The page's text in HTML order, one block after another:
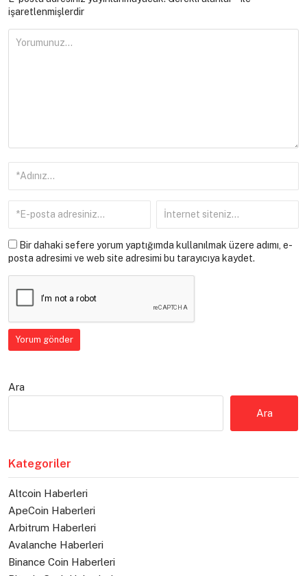
işaretlenmişlerdir
Bir dahaki sefere yorum yaptığımda kullanılmak üzere adımı, e-
posta adresimi ve web site adresimi bu tarayıcıya kaydet.
Ara
Ara
Kategoriler
Altcoin Haberleri
ApeCoin Haberleri
Arbitrum Haberleri
Avalanche Haberleri
Binance Coin Haberleri